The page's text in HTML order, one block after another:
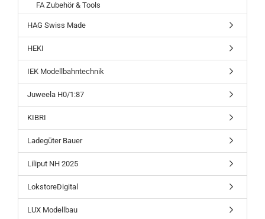
FA Zubehör & Tools
HAG Swiss Made
HEKI
IEK Modellbahntechnik
Juweela H0/1:87
KIBRI
Ladegüter Bauer
Liliput NH 2025
LokstoreDigital
LUX Modellbau